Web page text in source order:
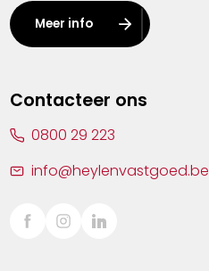
Leuven
Lier
Sint-Truiden
Meer info
Contacteer ons
0800 29 223
info@heylenvastgoed.be